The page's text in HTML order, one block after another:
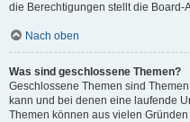
die Berechtigungen stellt die Board-
Nach oben
Was sind geschlossene Themen?
Geschlossene Themen sind
kann und bei denen eine laufende
Themen können aus vielen